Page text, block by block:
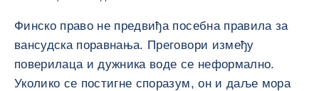
Финско право не предвиђа посебна правила за
вансудска поравнања. Преговори између
поверилаца и дужника воде се неформално.
Уколико се постигне споразум, он и даље мора